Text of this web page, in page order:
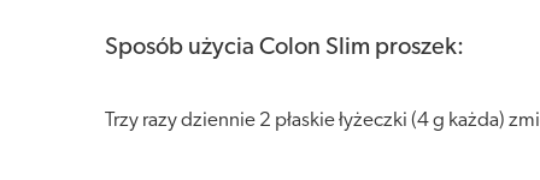
Sposób użycia Colon Slim proszek:
Trzy razy dziennie 2 płaskie łyżeczki (4 g każda)